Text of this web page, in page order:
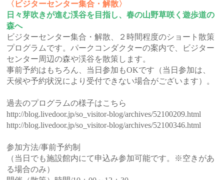
〈ビジターセンター集合・解散〉
日々芽吹きが進む渓谷を目指し、春の山野草咲く遊歩道の
森へ
ビジターセンター集合・解散、２時間程度のショート散策
プログラムです。パークコンダクターの案内で、ビジター
センター周辺の森や渓谷を散策します。
事前予約はもちろん、当日参加もOKです（当日参加は、
天候や予約状況により受付できない場合がございます）。
過去のプログラムの様子はこちら
http://blog.livedoor.jp/so_visitor-blog/archives/52100209.html
http://blog.livedoor.jp/so_visitor-blog/archives/52100346.html
参加方法/事前予約制
（当日でも施設館内にて申込み参加可能です。※空きがあ
る場合のみ）